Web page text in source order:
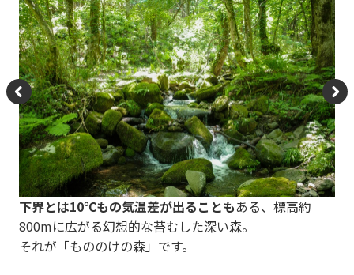
P
re
vi
o
u
s
N
e
xt
下界とは10℃もの気温差が出ることもある、標高約
800mに広がる幻想的な苔むした深い森。
それが「もののけの森」です。